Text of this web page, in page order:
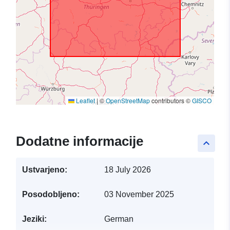
Leaflet|©OpenStreetMapcontributors ©GISCO
keyboard_arrow_up
Dodatne informacije
Ustvarjeno: 18 July 2026
Posodobljeno: 03 November 2025
Jeziki: German